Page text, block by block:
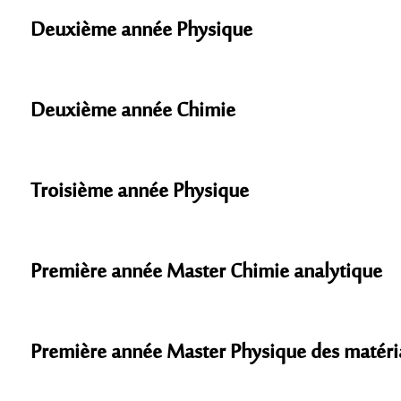
Deuxième année Physique
Deuxième année Chimie
Troisième année Physique
Première année Master Chimie analytique
Première année Master Physique des